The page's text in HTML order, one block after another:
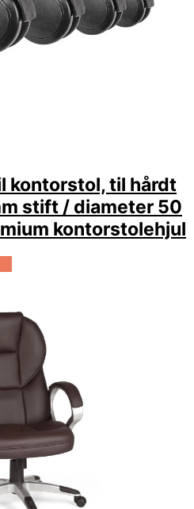
kontorstol, til hårdt
stift / diameter 50
kontorstolehjul